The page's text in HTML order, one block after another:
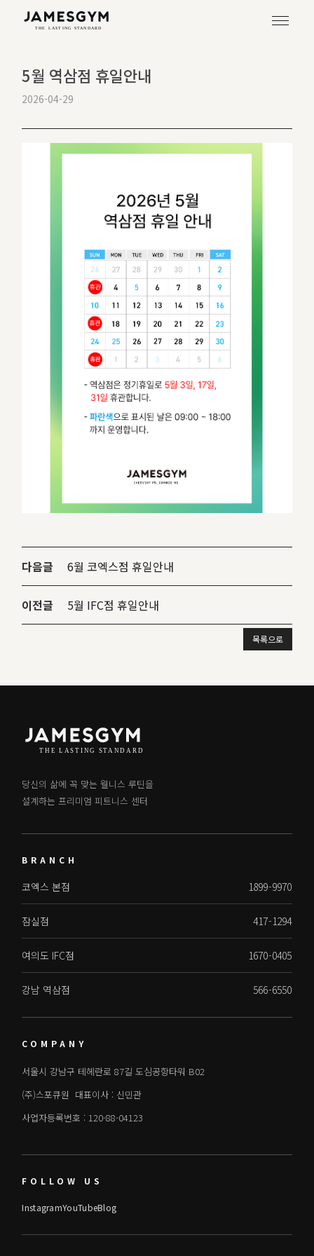
5월 역삼점 휴일안내
2026-04-29
다음글 6월 코엑스점 휴일안내
이전글 5월 IFC점 휴일안내
목록으로
당신의 삶에 꼭 맞는 웰니스 루틴을
설계하는 프리미엄 피트니스 센터
BRANCH
코엑스 본점 1899-9970
잠실점 417-1294
여의도 IFC점 1670-0405
강남 역삼점 566-6550
COMPANY
서울시 강남구 테헤란로 87길 도심공항타워 B02
(주)스포큐원 대표이사 : 신민관
사업자등록번호 : 120-88-04123
FOLLOW US
InstagramYouTubeBlog